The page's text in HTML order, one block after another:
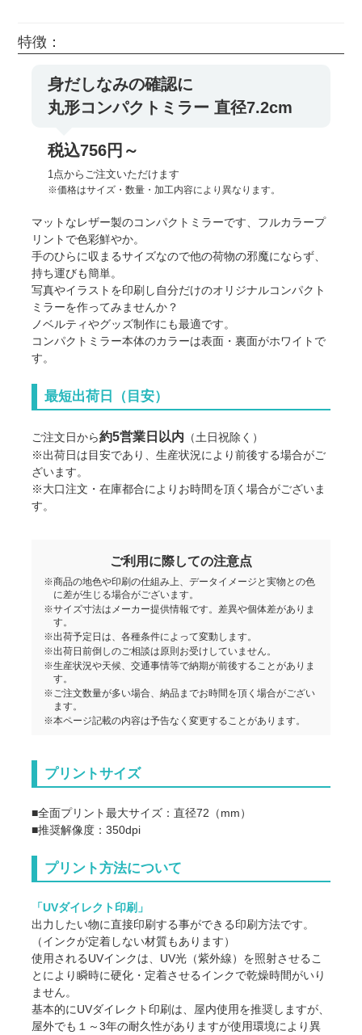
特徴：
身だしなみの確認に
丸形コンパクトミラー 直径7.2cm
税込756円～
1点からご注文いただけます
※価格はサイズ・数量・加工内容により異なります。
マットなレザー製のコンパクトミラーです、フルカラープ
リントで色彩鮮やか。
手のひらに収まるサイズなので他の荷物の邪魔にならず、
持ち運びも簡単。
写真やイラストを印刷し自分だけのオリジナルコンパクト
ミラーを作ってみませんか？
ノベルティやグッズ制作にも最適です。
コンパクトミラー本体のカラーは表面・裏面がホワイトで
す。
最短出荷日（目安）
ご注文日から約5営業日以内 （土日祝除く）
※出荷日は目安であり、生産状況により前後する場合がご
ざいます。
※大口注文・在庫都合によりお時間を頂く場合がございま
す。
ご利用に際しての注意点
※商品の地色や印刷の仕組み上、データイメージと実物との色
に差が生じる場合がございます。
※サイズ寸法はメーカー提供情報です。差異や個体差がありま
す。
※出荷予定日は、各種条件によって変動します。
※出荷日前倒しのご相談は原則お受けしていません。
※生産状況や天候、交通事情等で納期が前後することがありま
す。
※ご注文数量が多い場合、納品までお時間を頂く場合がござい
ます。
※本ページ記載の内容は予告なく変更することがあります。
プリントサイズ
■全面プリント最大サイズ：直径72（mm）
■推奨解像度：350dpi
プリント方法について
「UVダイレクト印刷」
出力したい物に直接印刷する事ができる印刷方法です。
（インクが定着しない材質もあります）
使用されるUVインクは、UV光（紫外線）を照射させるこ
とにより瞬時に硬化・定着させるインクで乾燥時間がいり
ません。
基本的にUVダイレクト印刷は、屋内使用を推奨しますが、
屋外でも１～3年の耐久性がありますが使用環境により異